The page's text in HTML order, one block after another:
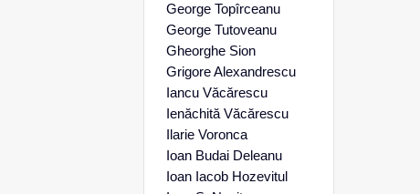
George Topîrceanu
George Tutoveanu
Gheorghe Sion
Grigore Alexandrescu
Iancu Văcărescu
Ienăchită Văcărescu
Ilarie Voronca
Ioan Budai Deleanu
Ioan Iacob Hozevitul